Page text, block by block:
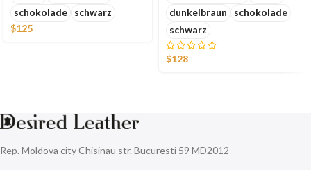
schokolade
schwarz
$125
dunkelbraun
schokolade
schwarz
$128
Rep. Moldova city Chisinau str. Bucuresti 59 MD2012